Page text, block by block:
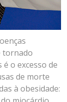
tornado
o excesso de
de morte
à obesidade: